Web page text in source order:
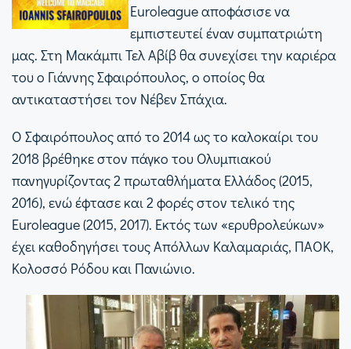
Euroleague αποφάσισε να
εμπιστευτεί έναν συμπατριώτη
μας. Στη Μακάμπι Τελ Αβίβ θα συνεχίσει την καριέρα
του ο Γιάννης Σφαιρόπουλος, ο οποίος θα
αντικαταστήσει τον Νέβεν Σπάχια.
Ο Σφαιρόπουλος από το 2014 ως το καλοκαίρι του
2018 βρέθηκε στον πάγκο του Ολυμπιακού
πανηγυρίζοντας 2 πρωταθλήματα Ελλάδος (2015,
2016), ενώ έφτασε και 2 φορές στον τελικό της
Euroleague (2015, 2017). Εκτός των «ερυθρολεύκων»
έχει καθοδηγήσει τους Απόλλων Καλαμαριάς, ΠΑΟΚ,
Κολοσσό Ρόδου και Πανιώνιο.